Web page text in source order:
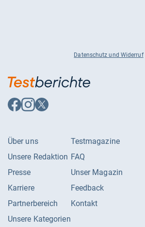
Datenschutz und Widerruf
Auf
Facebook
Auf
Instagram
Auf
X
Über uns
Unsere Redaktion
Presse
Karriere
Partnerbereich
Unsere Kategorien
Testmagazine
FAQ
Unser Magazin
Feedback
Kontakt